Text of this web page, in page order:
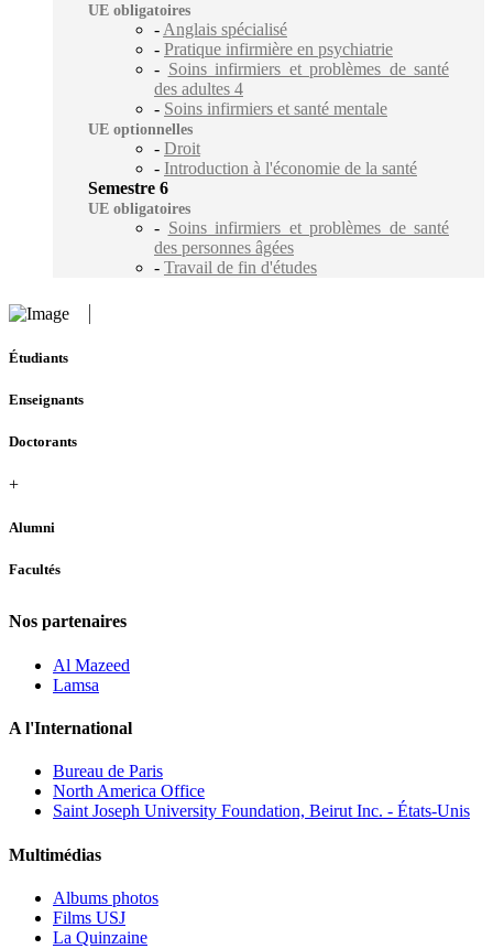
UE obligatoires
- Anglais spécialisé
- Pratique infirmière en psychiatrie
- Soins infirmiers et problèmes de santé
des adultes 4
- Soins infirmiers et santé mentale
UE optionnelles
- Droit
- Introduction à l'économie de la santé
Semestre 6
UE obligatoires
- Soins infirmiers et problèmes de santé
des personnes âgées
- Travail de fin d'études
Étudiants
Enseignants
Doctorants
+
Alumni
Facultés
Nos partenaires
Al Mazeed
Lamsa
A l'International
Bureau de Paris
North America Office
Saint Joseph University Foundation, Beirut Inc. - États-Unis
Multimédias
Albums photos
Films USJ
La Quinzaine